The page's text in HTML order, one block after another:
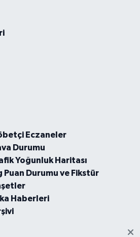
Eczaneler
Durumu
Yoğunluk Haritası
Puan Durumu ve Fikstür
Haberleri